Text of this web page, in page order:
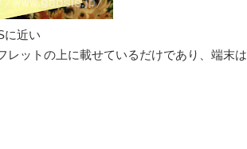
に近い
レットの上に載せているだけであり、端末は